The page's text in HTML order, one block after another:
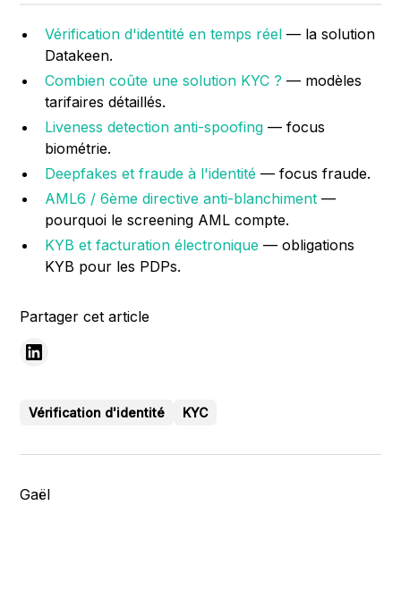
Vérification d'identité en temps réel — la solution
Datakeen.
Combien coûte une solution KYC ? — modèles
tarifaires détaillés.
Liveness detection anti-spoofing — focus
biométrie.
Deepfakes et fraude à l'identité — focus fraude.
AML6 / 6ème directive anti-blanchiment —
pourquoi le screening AML compte.
KYB et facturation électronique — obligations
KYB pour les PDPs.
Partager cet article
KYC
Vérification d'identité
Gaël